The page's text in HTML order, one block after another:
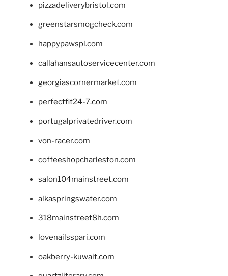
pizzadeliverybristol.com
greenstarsmogcheck.com
happypawspl.com
callahansautoservicecenter.com
georgiascornermarket.com
perfectfit24-7.com
portugalprivatedriver.com
von-racer.com
coffeeshopcharleston.com
salon104mainstreet.com
alkaspringswater.com
318mainstreet8h.com
lovenailsspari.com
oakberry-kuwait.com